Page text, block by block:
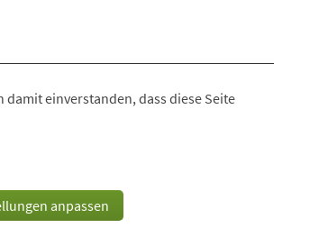
damit einverstanden, dass diese Seite
anpassen